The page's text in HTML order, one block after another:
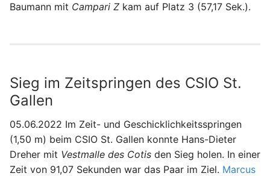
Baumann mit Campari Z kam auf Platz 3 (57,17 Sek.).
Sieg im Zeitspringen des CSIO St.
Gallen
05.06.2022 Im Zeit- und Geschicklichkeitsspringen
(1,50 m) beim CSIO St. Gallen konnte Hans-Dieter
Dreher mit Vestmalle des Cotis den Sieg holen. In einer
Zeit von 91,07 Sekunden war das Paar im Ziel. Marcus